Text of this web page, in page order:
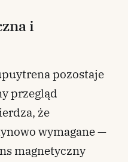
i
pozostaje
przegląd
że
wymagane —
magnetyczny